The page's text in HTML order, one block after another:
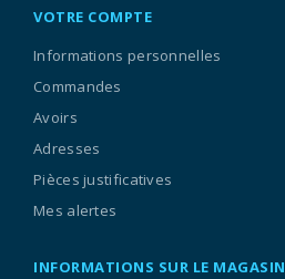
VOTRE COMPTE
Informations personnelles
Commandes
Avoirs
Adresses
Pièces justificatives
Mes alertes
INFORMATIONS SUR LE MAGASIN